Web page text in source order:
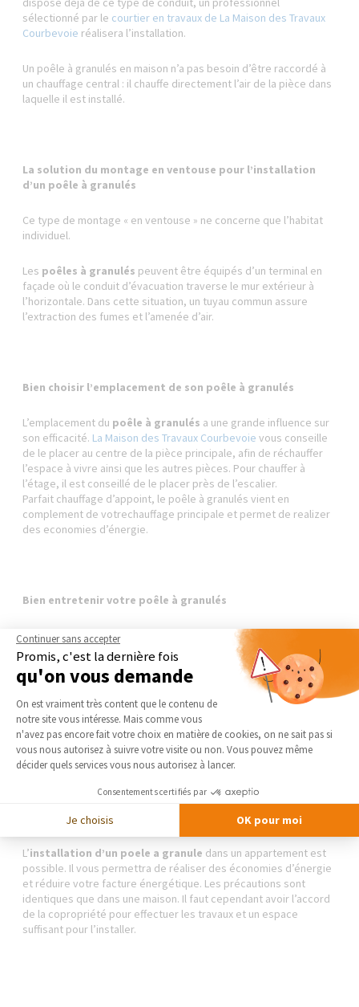
sélectionné par le courtier en travaux de La Maison des Travaux
Courbevoie réalisera l’installation.
Un poêle à granulés en maison n’a pas besoin d’être raccordé à
un chauffage central : il chauffe directement l’air de la pièce dans
laquelle il est installé.
La solution du montage en ventouse pour l’installation
d’un poêle à granulés
Ce type de montage « en ventouse » ne concerne que l’habitat
individuel.
Les poêles à granulés peuvent être équipés d’un terminal en
façade où le conduit d’évacuation traverse le mur extérieur à
l’horizontale. Dans cette situation, un tuyau commun assure
l’extraction des fumes et l’amenée d’air.
Bien choisir l’emplacement de son poêle à granulés
L’emplacement du poêle à granulés a une grande influence sur
son efficacité. La Maison des Travaux Courbevoie vous conseille
de le placer au centre de la pièce principale, afin de réchauffer
l’espace à vivre ainsi que les autres pièces. Pour chauffer à
l’étage, il est conseillé de le placer près de l’escalier.
Parfait chauffage d’appoint, le poêle à granulés vient en
complement de votrechauffage principale et permet de realizer
des economies d’énergie.
Bien entretenir votre poêle à granulés
L’entretien dupoêle à granulés
doit être régulier. Veillez à
l’évacuation chaque semaine des cendres, au nettoyage de la
vitre et à l’approvisionnement en granulés qui doivent se stocker
dans un endroit sec.
De plus, vous devez faire appel à un spécialiste une fois par an
pour le nettoyage et le contrôle du poêle et des conduits de
fumée.
Installer un poêle à granulés en appartement
L’installation d’un poele a granule dans un appartement est
possible. Il vous permettra de réaliser des économies d’énergie
et réduire votre facture énergétique. Les précautions sont
identiques que dans une maison. Il faut cependant avoir l’accord
de la copropriété pour effectuer les travaux et un espace
suffisant pour l’installer.
Continuer sans accepter
Promis, c'est la dernière fois
qu'on vous demande
Plateforme de Gestion du
On est vraiment très content que le contenu de
notre site vous intéresse. Mais comme vous
n'avez pas encore fait votre choix en matière de cookies, on ne sait pas si
vous nous autorisez à suivre votre visite ou non. Vous pouvez même
décider quels services vous nous autorisez à lancer.
Consentements certifiés par
Je choisis OK pour moi
Axeptio consent